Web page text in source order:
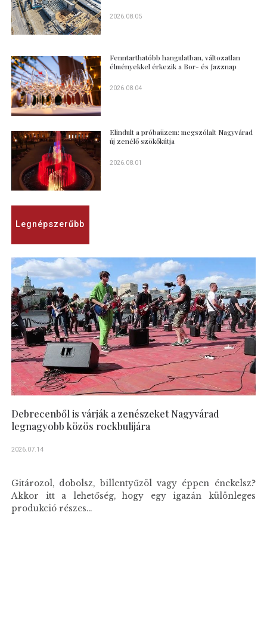
2026.08.05
Fenntarthatóbb hangulatban, változatlan
élményekkel érkezik a Bor- és Jazznap
2026.08.04
Elindult a próbaüzem: megszólalt Nagyvárad
új zenélő szökőkútja
2026.08.01
Legnépszerűbb
Debrecenből is várják a zenészeket Nagyvárad
legnagyobb közös rockbulijára
2026.07.14
Gitározol, dobolsz, billentyűzöl vagy éppen énekelsz?
Akkor itt a lehetőség, hogy egy igazán különleges
produkció részes...